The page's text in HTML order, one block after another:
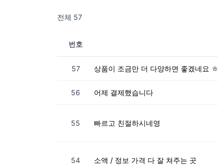
전체 57
번호
57 상품이 조금만 더 다양하면 좋겠네요 ㅎ
56 어제 결제했습니다
55 빠르고 친절하시네영
54 소액 / 정보 가격 다 잘 쳐주는 곳